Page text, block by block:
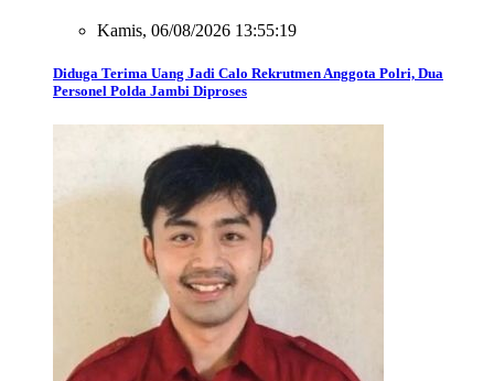
Kamis, 06/08/2026 13:55:19
Diduga Terima Uang Jadi Calo Rekrutmen Anggota Polri, Dua
Personel Polda Jambi Diproses